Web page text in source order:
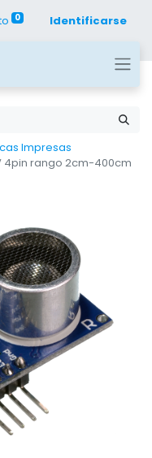
0 Identificarse
Impresas
4pin rango 2cm-400cm